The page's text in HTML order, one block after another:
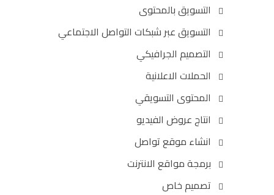
التسويق بالمحتوى
التسويق عبر شبكات التواصل الاجتماعي
التصميم الجرافيكي
الحملات الاعلانية
المحتوى التسويقي
انتاج عروض الفيديو
انشاء موقع تواصل
برمجة مواقع الانترنت
تصميم خاص